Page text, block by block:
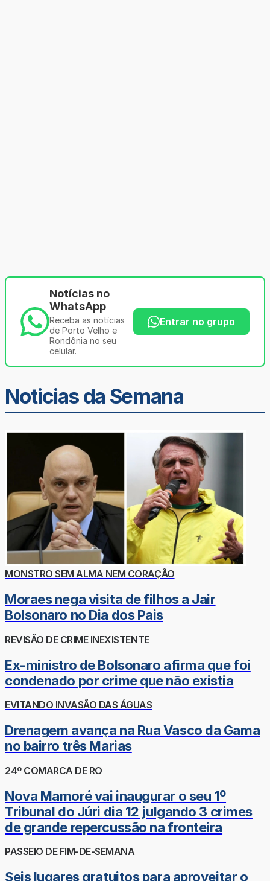
Notícias no
WhatsApp
Receba as notícias
de Porto Velho e
Rondônia no seu
celular.
Entrar no grupo
Noticias da Semana
MONSTRO SEM ALMA NEM CORAÇÃO
Moraes nega visita de filhos a Jair
Bolsonaro no Dia dos Pais
REVISÃO DE CRIME INEXISTENTE
Ex-ministro de Bolsonaro afirma que foi
condenado por crime que não existia
EVITANDO INVASÃO DAS ÁGUAS
Drenagem avança na Rua Vasco da Gama
no bairro três Marias
24º COMARCA DE RO
Nova Mamoré vai inaugurar o seu 1º
Tribunal do Júri dia 12 julgando 3 crimes
de grande repercussão na fronteira
PASSEIO DE FIM-DE-SEMANA
Seis lugares gratuitos para aproveitar o